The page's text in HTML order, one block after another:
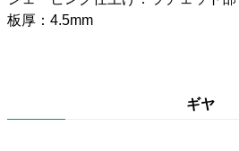
板厚：4.5mm
ギヤ